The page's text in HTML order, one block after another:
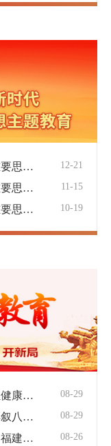
习近平总书记关于党的建设的重要思想十三讲 | 第十三讲：坚持落实全面从严治党政治责任 12-21
习近平总书记关于党的建设的重要思想十三讲 | 第十二讲：坚持制度治党、依规治党 11-15
习近平总书记关于党的建设的重要思想十三讲 | 第十一讲：坚持完善党和国家监督体系 10-19
『建院85周年』守医者初心，担健康使命！国家区域医疗中心举办开诊一周年义诊活动，华山附一专家携手，服务百姓健康！ 08-29
『建院85周年』感恩来时路，再叙八闽情！福建医大附一医院开展“感恩八闽健康行”巡回诊疗活动 08-29
『附一抗疫』再出发，赴西藏！福建医大附一医院支援西藏昌都医疗队出征 08-26